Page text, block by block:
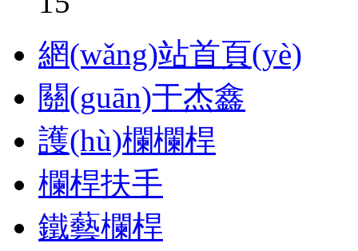
網(wǎng)站首頁(yè)
關(guān)于杰鑫
護(hù)欄欄桿
欄桿扶手
鐵藝欄桿